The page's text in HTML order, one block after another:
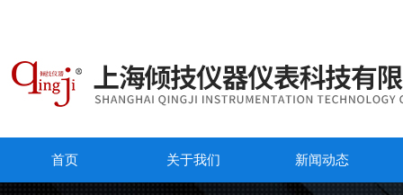
首页 关于我们 新闻动态